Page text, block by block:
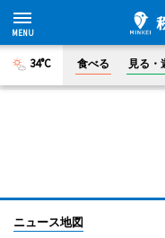
34°C 食べる 見る・
ニュース地図